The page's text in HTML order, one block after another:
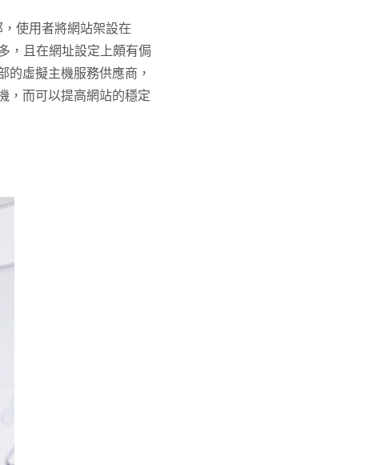
使用者將網站架設在
，且在網址設定上頗有侷
的虛擬主機服務供應商，
，而可以提高網站的穩定